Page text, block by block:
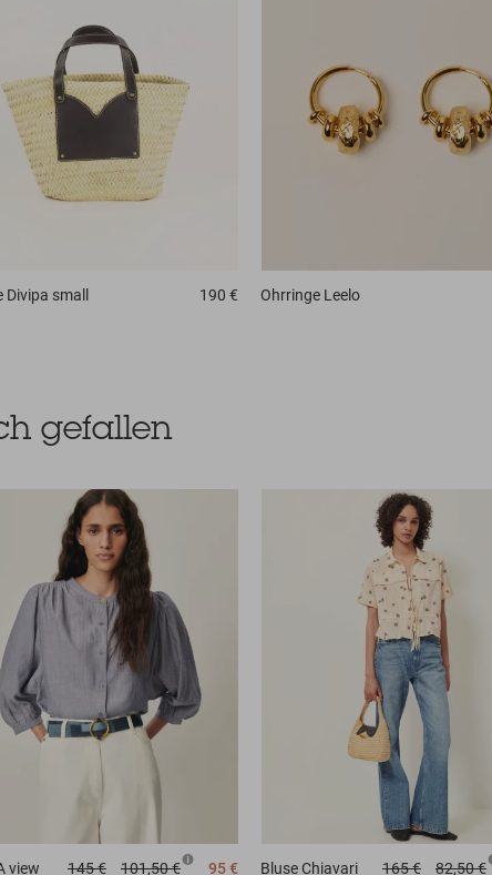
Divipa small 190 € Ohrringe Leelo
gefallen
view 145 € 101,50 € 95 € BluseChiavari 165 € 82,50 €